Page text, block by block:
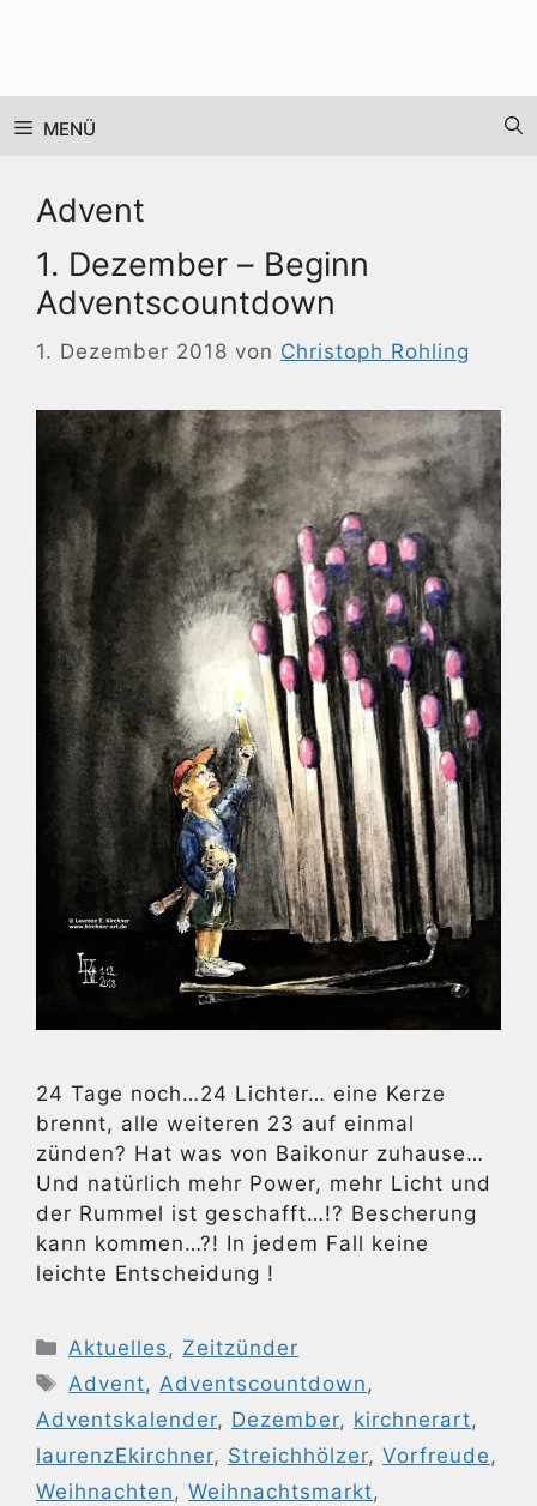
MENÜ
Advent
1. Dezember – Beginn
Adventscountdown
1. Dezember 2018 von Christoph Rohling
24 Tage noch…24 Lichter… eine Kerze
brennt, alle weiteren 23 auf einmal
zünden? Hat was von Baikonur zuhause…
Und natürlich mehr Power, mehr Licht und
der Rummel ist geschafft…!? Bescherung
kann kommen…?! In jedem Fall keine
leichte Entscheidung !
Kategorien
Aktuelles , Zeitzünder
Schlagwörter
Advent, Adventscountdown ,
Adventskalender, Dezember, kirchnerart,
laurenzEkirchner, Streichhölzer, Vorfreude ,
Weihnachten , Weihnachtsmarkt,